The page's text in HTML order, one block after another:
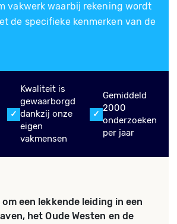
vakwerk waarbij rekening wordt
de specifieke kenmerken van de
Kwaliteit is
gewaarborgd
dankzij onze
eigen
vakmensen
Gemiddeld
2000
onderzoeken
per jaar
een lekkende leiding in een
het Oude Westen en de